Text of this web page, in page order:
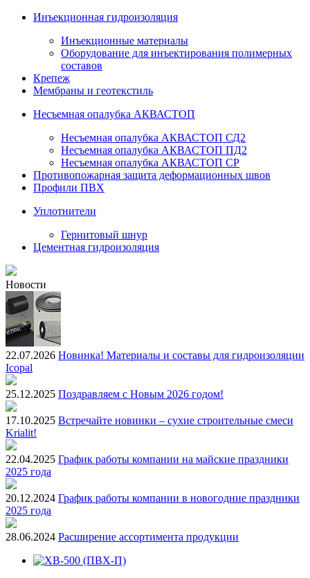
Инъекционная гидроизоляция
Инъекционные материалы
Оборудование для инъектирования полимерных
составов
Крепеж
Мембраны и геотекстиль
Несъемная опалубка АКВАСТОП
Несъемная опалубка АКВАСТОП СД2
Несъемная опалубка АКВАСТОП ПД2
Несъемная опалубка АКВАСТОП СР
Противопожарная защита деформационных швов
Профили ПВХ
Уплотнители
Гернитовый шнур
Цементная гидроизоляция
Новости
22.07.2026 Новинка! Материалы и составы для гидроизоляции
Icopal
25.12.2025 Поздравляем с Новым 2026 годом!
17.10.2025 Встречайте новинки – сухие строительные смеси
Krialit!
22.04.2025 График работы компании на майские праздники
2025 года
20.12.2024 График работы компании в новогодние праздники
2025 года
28.06.2024 Расширение ассортимента продукции